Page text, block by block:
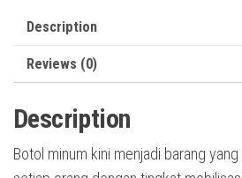
Description
Reviews (0)
Description
Botol minum kini menjadi barang